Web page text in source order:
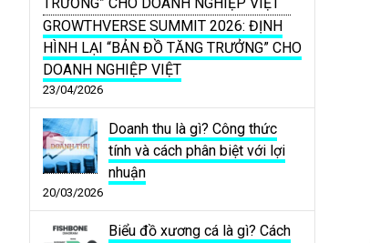
GROWTHVERSE SUMMIT 2026: ĐỊNH
HÌNH LẠI “BẢN ĐỒ TĂNG TRƯỞNG” CHO
DOANH NGHIỆP VIỆT
23/04/2026
Doanh thu là gì? Công thức
tính và cách phân biệt với lợi
nhuận
20/03/2026
Biểu đồ xương cá là gì? Cách